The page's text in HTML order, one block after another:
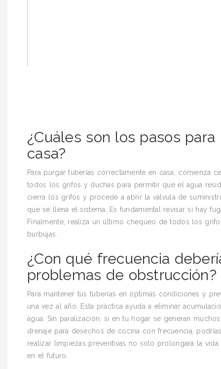
¿Cuáles son los pasos
casa?
Para purgar tuberías correctamente en casa, comienza
todos los grifos y duchas para permitir que el agua
cierra los grifos y procede a abrir la válvula de
que se llena el sistema. Es fundamental revisar si hay
Finalmente, realiza un último chequeo de todos los
burbujas.
¿Con qué frecuencia
problemas de obstrucción?
Para mantener tus tuberías en óptimas condiciones y
una vez al año. Esta práctica ayuda a eliminar
agua. Sin paralización, si en tu hogar se generan
drenaje para desechos de cocina con frecuencia,
realizar limpiezas preventivas no solo prolongará la
en el futuro.